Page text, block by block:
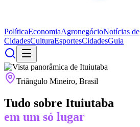
PolíticaEconomiaAgronegócioNotícias de
CidadesCulturaEsportesCidadesGuia
Triângulo Mineiro, Brasil
Tudo sobre Ituiutaba
em um só lugar